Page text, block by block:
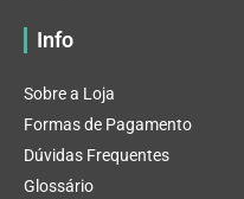
Info
Sobre a Loja
Formas de Pagamento
Dúvidas Frequentes
Glossário